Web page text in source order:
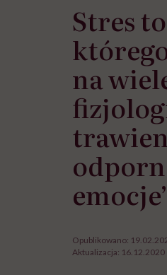
Stres
na
Opublikowano:
Aktualizacja: 16.12.2020